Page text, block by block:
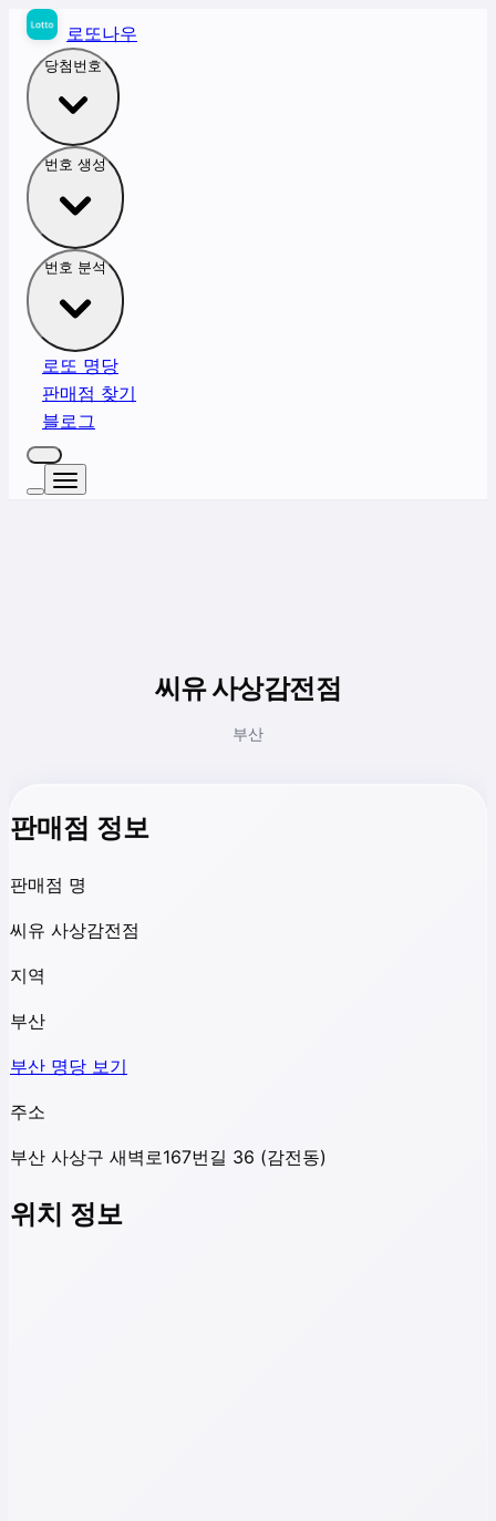
로또나우
당첨번호
번호 생성
번호 분석
로또 명당
판매점 찾기
블로그
씨유 사상감전점
부산
판매점 정보
판매점 명
씨유 사상감전점
지역
부산
부산 명당 보기
주소
부산 사상구 새벽로167번길 36 (감전동)
위치 정보